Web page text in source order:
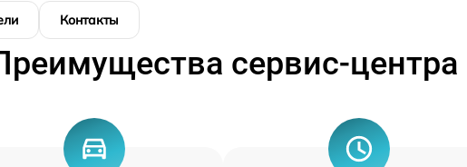
Контакты
сервис-центра